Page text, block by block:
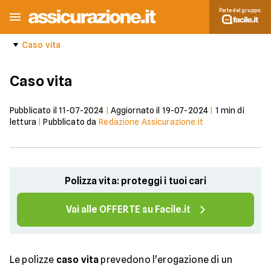
Parte del gruppo:
Caso vita
Caso vita
Pubblicato il 11-07-2024 Aggiornato il 19-07-2024 1 min di
lettura |Pubblicato da Redazione Assicurazione.it
Polizza vita: proteggi i tuoi cari
Vai alle OFFERTE su Facile.it
Le polizze caso vita prevedono l'erogazione di un